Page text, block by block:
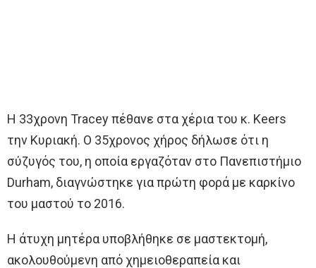
Η 33χρονη Tracey πέθανε στα χέρια του κ. Keers
την Κυριακή. Ο 35χρονος χήρος δήλωσε ότι η
σύζυγός του, η οποία εργαζόταν στο Πανεπιστήμιο
Durham, διαγνώστηκε για πρώτη φορά με καρκίνο
του μαστού το 2016.
Η άτυχη μητέρα υποβλήθηκε σε μαστεκτομή,
ακολουθούμενη από χημειοθεραπεία και